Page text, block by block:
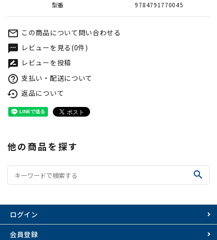
型番 9784791770045
mail_outline この商品について問い合わせる
textsms レビューを見る(0件)
rate_review レビューを投稿
help_outline 支払い・配送について
settings_backup_restore 返品について
他の商品を探す
search
ログイン
会員登録